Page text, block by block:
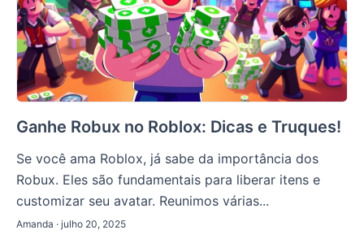
Ganhe Robux no Roblox: Dicas e Truques!
Se você ama Roblox, já sabe da importância dos
Robux. Eles são fundamentais para liberar itens e
customizar seu avatar. Reunimos várias...
Amanda · julho 20, 2025